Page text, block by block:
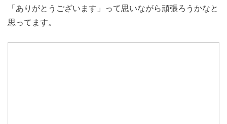
「ありがとうございます」って思いながら頑張ろうかなと
思ってます。